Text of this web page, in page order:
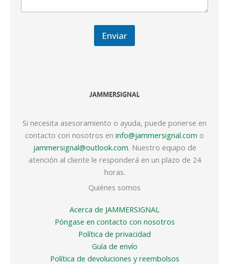
Enviar
Si necesita asesoramiento o ayuda, puede ponerse en
contacto con nosotros en info@jammersignal.com o
jammersignal@outlook.com. Nuestro equipo de
atención al cliente le responderá en un plazo de 24
horas.
Quiénes somos
Acerca de JAMMERSIGNAL
Póngase en contacto con nosotros
Política de privacidad
Guía de envío
Política de devoluciones y reembolsos